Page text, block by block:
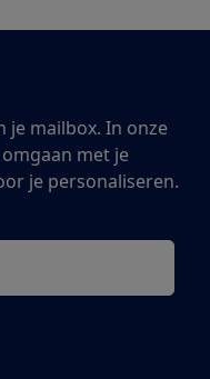
je mailbox. In onze
met je
je personaliseren.